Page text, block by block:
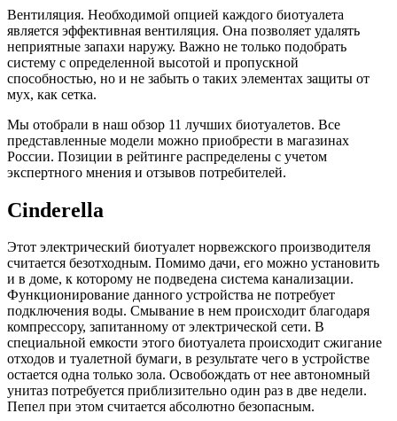
Вентиляция. Необходимой опцией каждого биотуалета
является эффективная вентиляция. Она позволяет удалять
неприятные запахи наружу. Важно не только подобрать
систему с определенной высотой и пропускной
способностью, но и не забыть о таких элементах защиты от
мух, как сетка.
Мы отобрали в наш обзор 11 лучших биотуалетов. Все
представленные модели можно приобрести в магазинах
России. Позиции в рейтинге распределены с учетом
экспертного мнения и отзывов потребителей.
Cinderella
Этот электрический биотуалет норвежского производителя
считается безотходным. Помимо дачи, его можно установить
и в доме, к которому не подведена система канализации.
Функционирование данного устройства не потребует
подключения воды. Смывание в нем происходит благодаря
компрессору, запитанному от электрической сети. В
специальной емкости этого биотуалета происходит сжигание
отходов и туалетной бумаги, в результате чего в устройстве
остается одна только зола. Освобождать от нее автономный
унитаз потребуется приблизительно один раз в две недели.
Пепел при этом считается абсолютно безопасным.